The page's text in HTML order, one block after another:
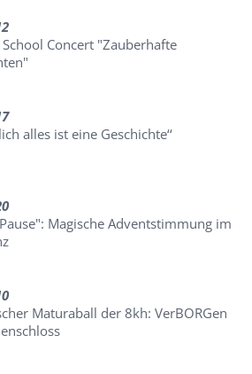
Concert "Zauberhafte
alles ist eine Geschichte‘‘
Magische Adventstimmung im
Maturaball der 8kh: VerBORGen